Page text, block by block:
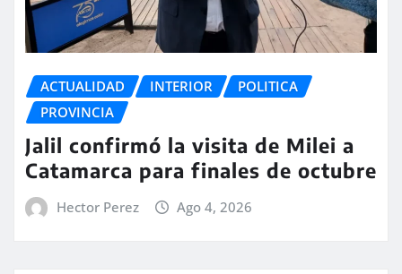
ACTUALIDAD INTERIOR
POLITICA
PROVINCIA
Jalil confirmó la visita de Milei a
Catamarca para finales de octubre
Hector Perez Ago 4, 2026